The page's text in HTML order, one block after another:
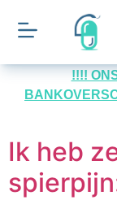
!!!!
Ik heb